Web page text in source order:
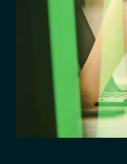
Chi Siamo
Cosa facciamo
Progetti
Point of W